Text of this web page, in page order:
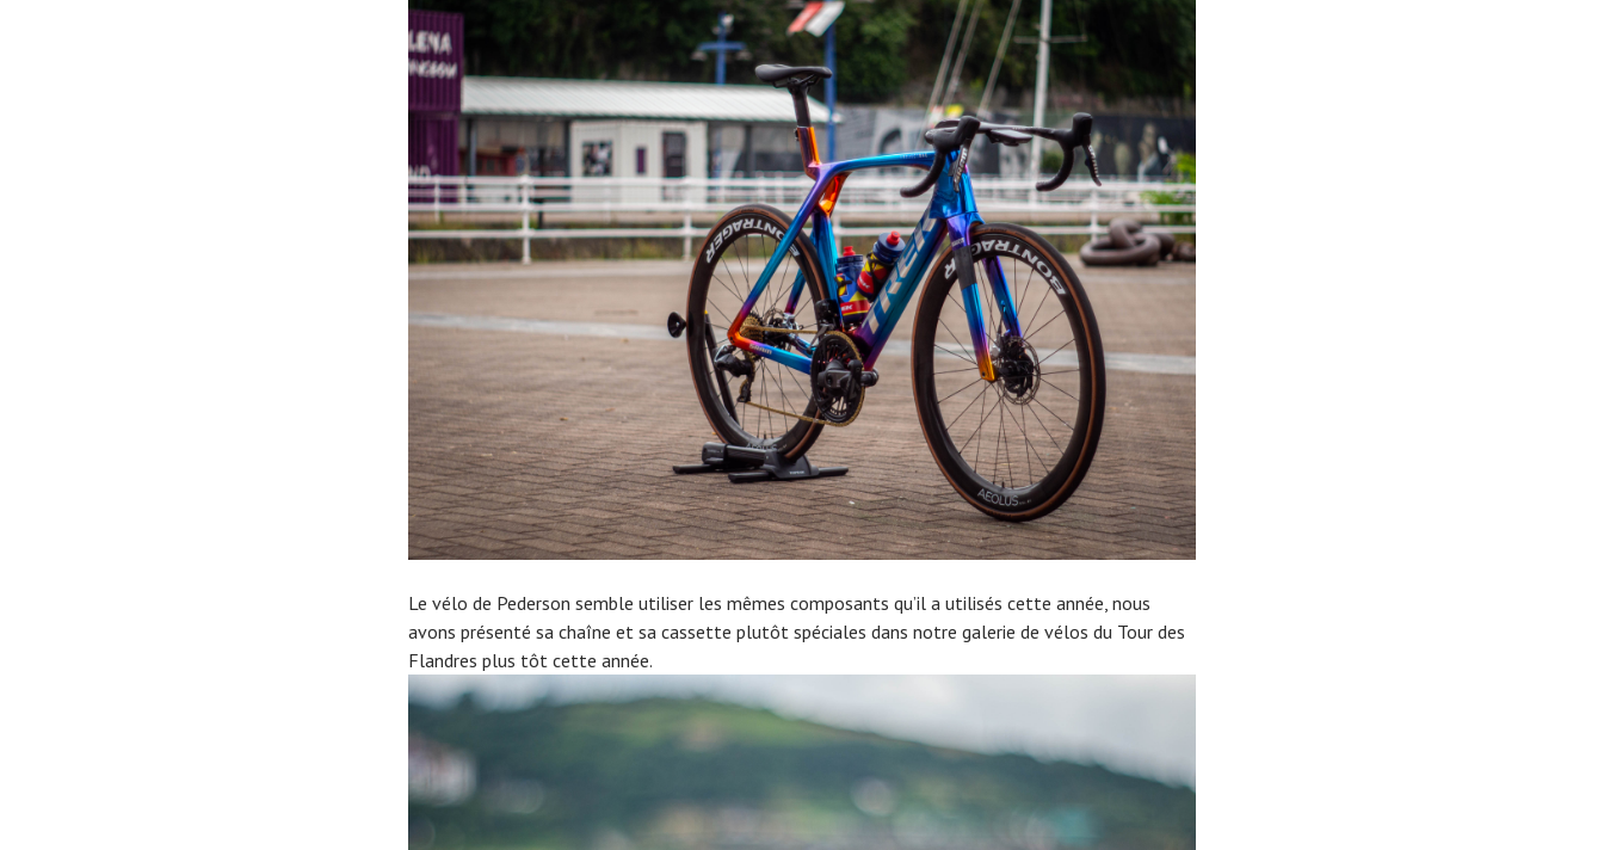
Le vélo de Pederson semble utiliser les mêmes composants qu’il a utilisés cette année, nous
avons présenté sa chaîne et sa cassette plutôt spéciales dans notre galerie de vélos du Tour des
Flandres plus tôt cette année.